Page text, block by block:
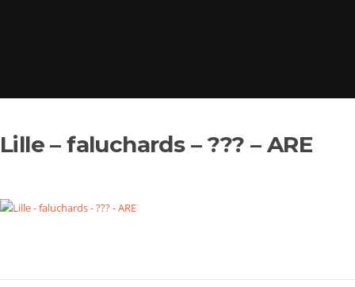
Lille – faluchards – ??? – ARE